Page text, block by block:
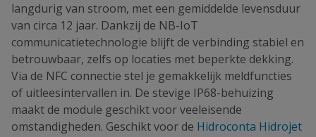
langdurig van stroom, met een gemiddelde levensduur
van circa 12 jaar. Dankzij de NB-IoT
communicatietechnologie blijft de verbinding stabiel en
betrouwbaar, zelfs op locaties met beperkte dekking.
Via de NFC connectie stel je gemakkelijk meldfuncties
of uitleesintervallen in. De stevige IP68-behuizing
maakt de module geschikt voor veeleisende
omstandigheden. Geschikt voor de Hidroconta Hidrojet